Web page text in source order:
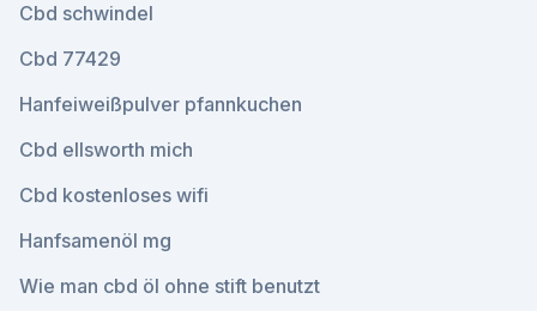
Cbd schwindel
Cbd 77429
Hanfeiweißpulver pfannkuchen
Cbd ellsworth mich
Cbd kostenloses wifi
Hanfsamenöl mg
Wie man cbd öl ohne stift benutzt